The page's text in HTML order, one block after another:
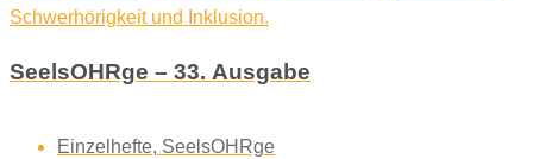
SeelsOHRge – 33. Ausgabe
Einzelhefte, SeelsOHRge